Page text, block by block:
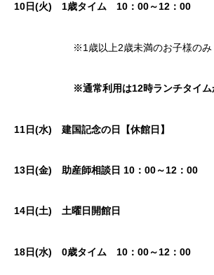
10日(火) 1歳タイム 10：00～12：00
※1歳以上2歳未満のお子様のみ
※通常利用は12時ランチタイム
11日(水) 建国記念の日【休館日】
13日(金) 助産師相談日 10：00～12：00
14日(土) 土曜日開館日
18日(水) 0歳タイム 10：00～12：00